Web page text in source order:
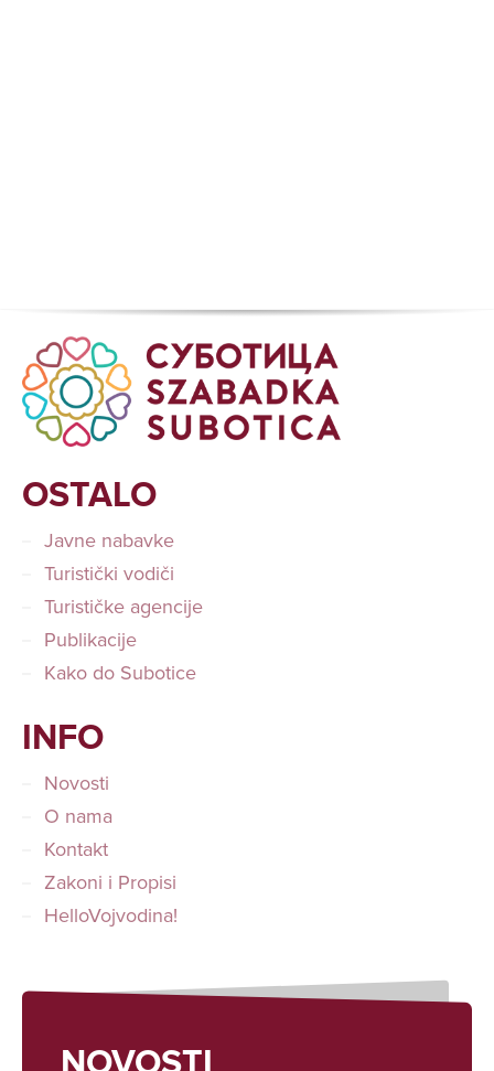
OSTALO
Javne nabavke
Turistički vodiči
Turističke agencije
Publikacije
Kako do Subotice
INFO
Novosti
O nama
Kontakt
Zakoni i Propisi
HelloVojvodina!